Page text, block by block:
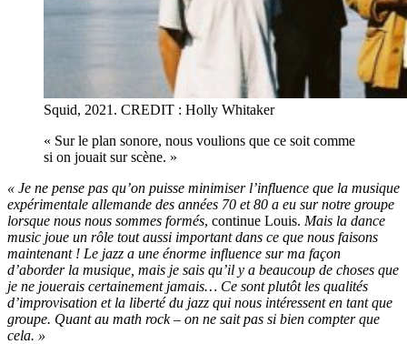
Squid, 2021. CREDIT : Holly Whitaker
« Sur le plan sonore, nous voulions que ce soit comme
si on jouait sur scène. »
« Je ne pense pas qu’on puisse minimiser l’influence que la musique
expérimentale allemande des années 70 et 80 a eu sur notre groupe
lorsque nous nous sommes formés, continue Louis. Mais la dance
music joue un rôle tout aussi important dans ce que nous faisons
maintenant ! Le jazz a une énorme influence sur ma façon
d’aborder la musique, mais je sais qu’il y a beaucoup de choses que
je ne jouerais certainement jamais… Ce sont plutôt les qualités
d’improvisation et la liberté du jazz qui nous intéressent en tant que
groupe. Quant au math rock – on ne sait pas si bien compter que
cela. »